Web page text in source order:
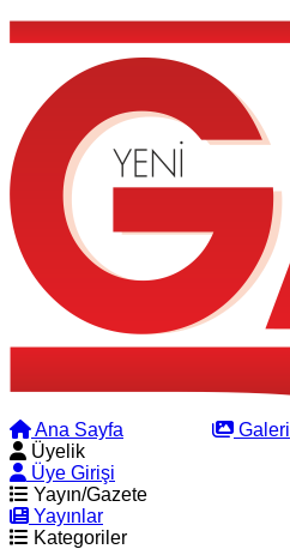
Ana Sayfa Galeri
Üyelik
Üye Girişi
Yayın/Gazete
Yayınlar
Kategoriler